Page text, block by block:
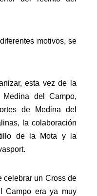
motivos, se
esta vez de la
Medina del Campo,
de Medina del
, la colaboración
de la Mota y la
.
celebrar un Cross de
Campo era ya muy